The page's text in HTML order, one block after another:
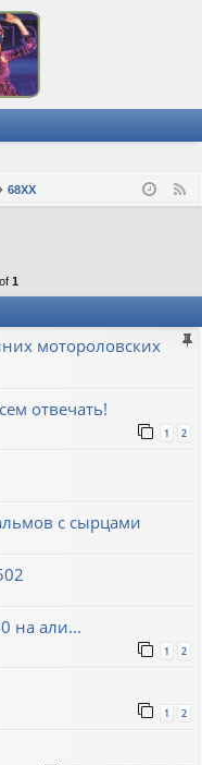
68XX
of 1
мотороловских
отвечать!
1 2
с сырцами
на али...
1 2
1 2